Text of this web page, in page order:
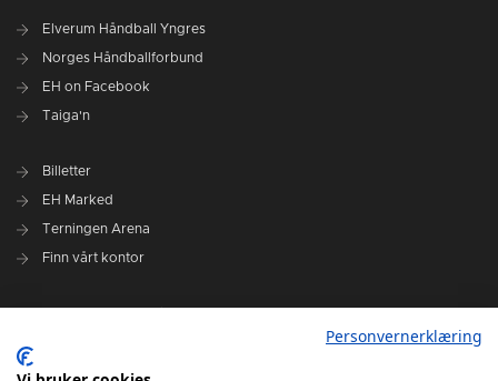
Elverum Håndball Yngres
Norges Håndballforbund
EH on Facebook
Taiga'n
Billetter
EH Marked
Terningen Arena
Finn vårt kontor
Administrasjonen i Elverum Håndball
Personvernerklæring